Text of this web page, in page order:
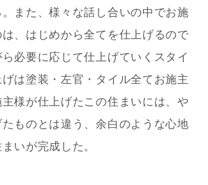
また、様々な話し合いの中でお施
、はじめから全てを仕上げるので
必要に応じて仕上げていくスタイ
は塗装・左官・タイル全てお施主
様が仕上げたこの住まいには、や
ものとは違う、余白のような心地
いが完成した。